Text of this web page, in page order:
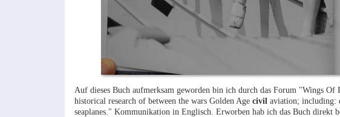
Auf dieses Buch aufmerksam geworden bin ich durch das Forum "Wings
historical research of between the wars Golden Age civil aviation; including:
seaplanes." Kommunikation in Englisch. Erworben hab ich das Buch direkt